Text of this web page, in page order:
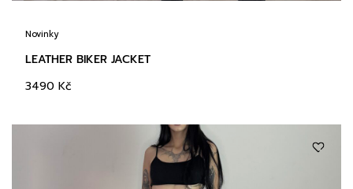
Novinky
LEATHER BIKER JACKET
3490 Kč